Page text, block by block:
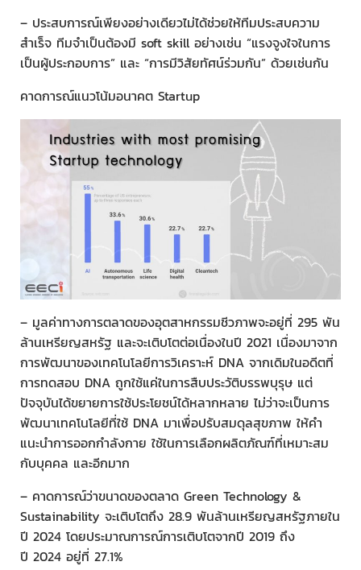
– ประสบการณ์เพียงอย่างเดียวไม่ได้ช่วยให้ทีมประสบความ
สำเร็จ ทีมจำเป็นต้องมี soft skill อย่างเช่น “แรงจูงใจในการ
เป็นผู้ประกอบการ” และ “การมีวิสัยทัศน์ร่วมกัน” ด้วยเช่นกัน
คาดการณ์แนวโน้มอนาคต Startup
– มูลค่าทางการตลาดของอุตสาหกรรมชีวภาพจะอยู่ที่ 295 พัน
ล้านเหรียญสหรัฐ และจะเติบโตต่อเนื่องในปี 2021 เนื่องมาจาก
การพัฒนาของเทคโนโลยีการวิเคราะห์ DNA จากเดิมในอดีตที่
การทดสอบ DNA ถูกใช้แค่ในการสืบประวัติบรรพบุรุษ แต่
ปัจจุบันได้ขยายการใช้ประโยชน์ได้หลากหลาย ไม่ว่าจะเป็นการ
พัฒนาเทคโนโลยีที่ใช้ DNA มาเพื่อปรับสมดุลสุขภาพ ให้คำ
แนะนำการออกกำลังกาย ใช้ในการเลือกผลิตภัณฑ์ที่เหมาะสม
กับบุคคล และอีกมาก
– คาดการณ์ว่าขนาดของตลาด Green Technology &
Sustainability จะเติบโตถึง 28.9 พันล้านเหรียญสหรัฐภายใน
ปี 2024 โดยประมาณการณ์การเติบโตจากปี 2019 ถึง
ปี 2024 อยู่ที่ 27.1%